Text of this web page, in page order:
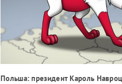
Польша: президент Кароль